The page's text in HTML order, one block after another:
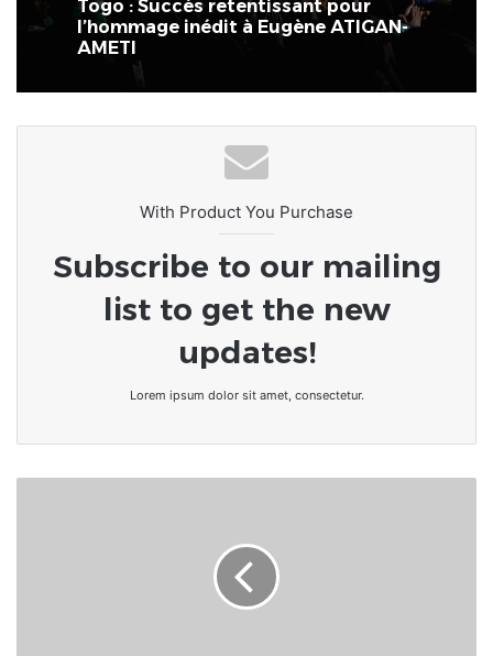
2 juillet 2026
Togo : Succès retentissant pour
l’hommage inédit à Eugène ATIGAN-
Bénin : Romuald Wadagni prend
officiellement les rênes du pays
With Product You Purchase
Subscribe to our mailing
list to get the new
updates!
Lorem ipsum dolor sit amet, consectetur.